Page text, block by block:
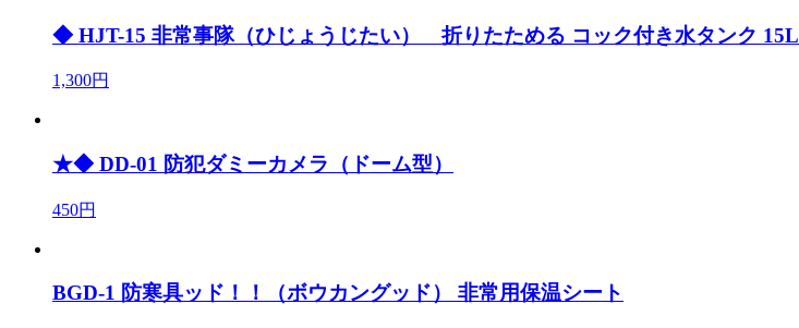
◆ HJT-15 非常事隊（ひじょうじたい） 折りたためる コック付き水タンク 15L
1,300円
★◆ DD-01 防犯ダミーカメラ（ドーム型）
450円
BGD-1 防寒具ッド！！（ボウカングッド） 非常用保温シート